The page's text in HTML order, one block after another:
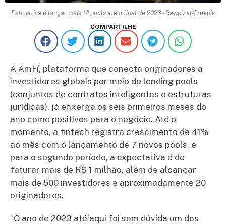
Estimativa é lançar mais 12 pools até o final de 2023 - Rawpixel/Freepik
COMPARTILHE
A AmFi, plataforma que conecta originadores a
investidores globais por meio de lending pools
(conjuntos de contratos inteligentes e estruturas
jurídicas), já enxerga os seis primeiros meses do
ano como positivos para o negócio. Até o
momento, a fintech registra crescimento de 41%
ao mês com o lançamento de 7 novos pools, e
para o segundo período, a expectativa é de
faturar mais de R$ 1 milhão, além de alcançar
mais de 500 investidores e aproximadamente 20
originadores.
“O ano de 2023 até aqui foi sem dúvida um dos